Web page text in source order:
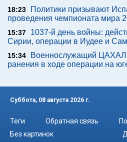
18:23
Политики призывают
проведения чемпионата мира
15:37
1037-й день войны:
Сирии, операции в Иудее и
15:34
Военнослужащий
ранения в ходе операции на
Суббота, 08 августа 2026 г.
Теги Обратная связь
Без картинок